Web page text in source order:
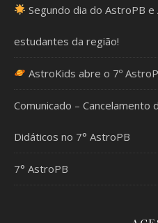
Segundo dia do AstroPB
estudantes da região!
AstroKids abre o 7º
Comunicado –
Didáticos no 7° AstroPB
7° AstroPB